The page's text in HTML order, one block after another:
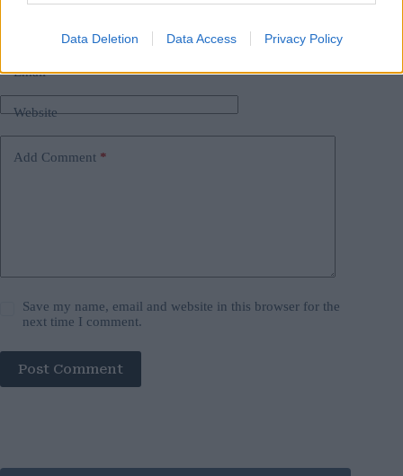
Data Deletion Data Access Privacy Policy
Email*
Website
Add Comment *
Save my name, email and website in this browser for the
next time I comment.
Post Comment